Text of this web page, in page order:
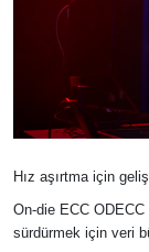
Hız aşırtma için
On-die ECC ODECC
sürdürmek için veri